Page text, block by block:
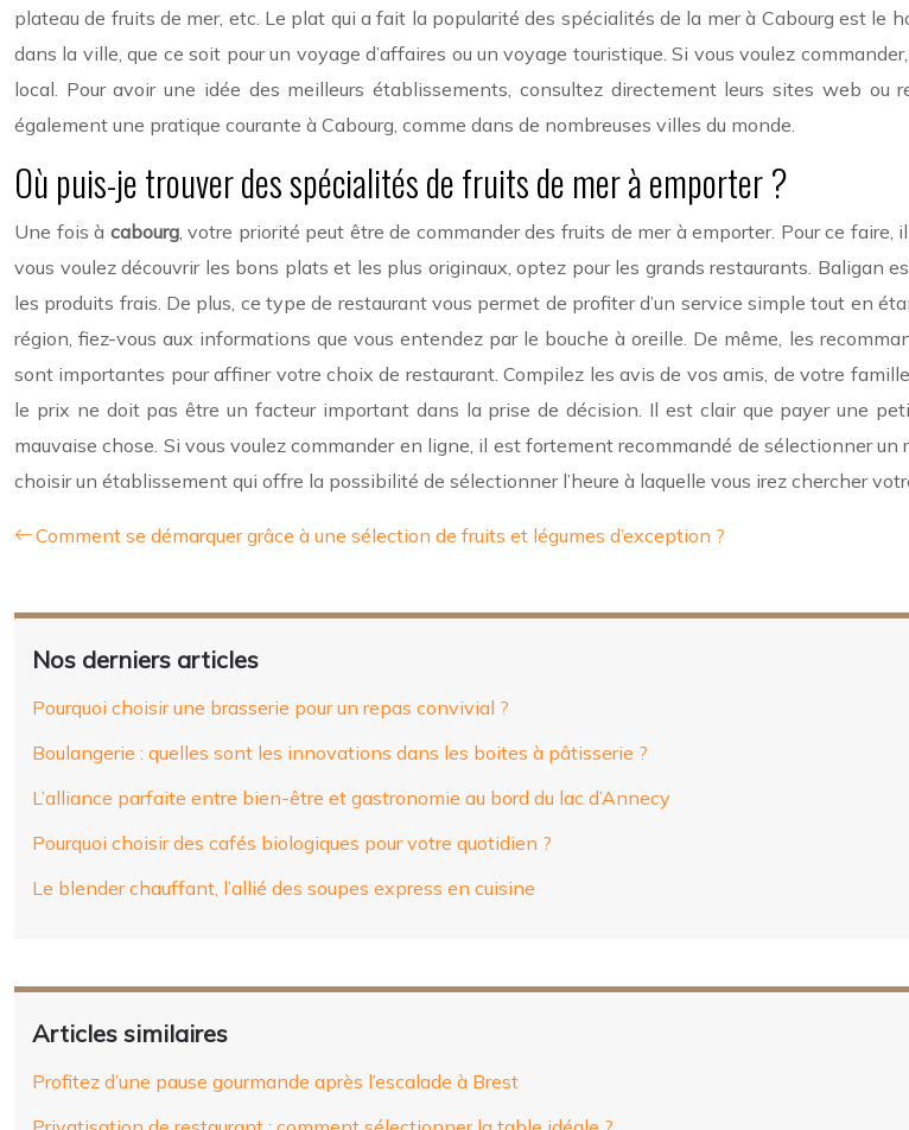
plateau de fruits de mer, etc. Le plat qui a fait la popularité des spécialités de la mer à Cabourg est le
dans la ville, que ce soit pour un voyage d’affaires ou un voyage touristique. Si vous voulez
local. Pour avoir une idée des meilleurs établissements, consultez directement leurs sites web ou
également une pratique courante à Cabourg, comme dans de nombreuses villes du monde.
Où puis-je trouver des spécialités de fruits de mer à emporter ?
Une fois à cabourg, votre priorité peut être de commander des fruits de mer à emporter. Pour ce
vous voulez découvrir les bons plats et les plus originaux, optez pour les grands restaurants. Baligan
les produits frais. De plus, ce type de restaurant vous permet de profiter d’un service simple tout en
région, fiez-vous aux informations que vous entendez par le bouche à oreille. De même, les
sont importantes pour affiner votre choix de restaurant. Compilez les avis de vos amis, de votre
le prix ne doit pas être un facteur important dans la prise de décision. Il est clair que payer une
mauvaise chose. Si vous voulez commander en ligne, il est fortement recommandé de sélectionner
choisir un établissement qui offre la possibilité de sélectionner l’heure à laquelle vous irez chercher
Comment se démarquer grâce à une sélection de fruits et légumes d’exception ?
Nos derniers articles
Pourquoi choisir une brasserie pour un repas convivial ?
Boulangerie : quelles sont les innovations dans les boites à pâtisserie ?
L’alliance parfaite entre bien-être et gastronomie au bord du lac d’Annecy
Pourquoi choisir des cafés biologiques pour votre quotidien ?
Le blender chauffant, l’allié des soupes express en cuisine
Articles similaires
Profitez d’une pause gourmande après l’escalade à Brest